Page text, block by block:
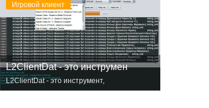
Игровой клиент
L2ClientDat - это инструмен
L2ClientDat - это инструмент,
предназначенный дл